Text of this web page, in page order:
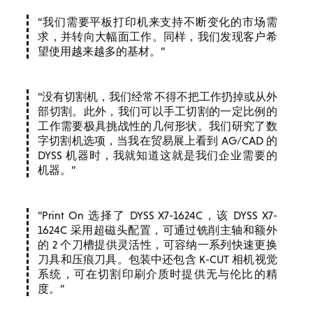
我们需要平板打印机来支持不断变化的市场需
求，并转向大幅面工作。同样，我们发现客户希
望使用越来越多的基材。
没有切割机，我们经常不得不把工作扔掉或从外
部切割。此外，我们可以手工切割的一定比例的
工作需要极具挑战性的几何形状。我们研究了数
字切割机选项，当我在贸易展上看到 AG/CAD 的
DYSS 机器时，我就知道这就是我们企业需要的
机器。
Print On 选择了 DYSS X7-1624C，该 DYSS X7-
1624C 采用超磁头配置，可通过铣削主轴和额外
的 2 个刀槽提供灵活性，可容纳一系列快速更换
刀具和压痕刀具。包装中还包含 K-CUT 相机视觉
系统，可在切割印刷介质时提供无与伦比的精
度。